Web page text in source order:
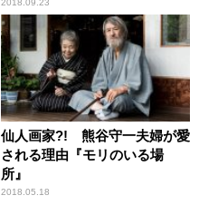
2018.09.23
仙人画家?! 熊谷守一夫婦が愛
される理由『モリのいる場
所』
2018.05.18